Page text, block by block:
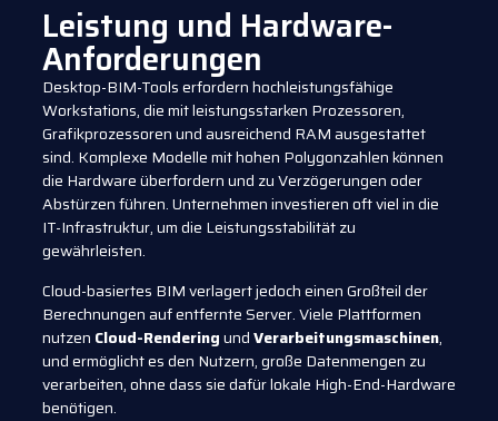
Leistung und Hardware-
Anforderungen
Desktop-BIM-Tools erfordern hochleistungsfähige
Workstations, die mit leistungsstarken Prozessoren,
Grafikprozessoren und ausreichend RAM ausgestattet
sind. Komplexe Modelle mit hohen Polygonzahlen können
die Hardware überfordern und zu Verzögerungen oder
Abstürzen führen. Unternehmen investieren oft viel in die
IT-Infrastruktur, um die Leistungsstabilität zu
gewährleisten.
Cloud-basiertes BIM verlagert jedoch einen Großteil der
Berechnungen auf entfernte Server. Viele Plattformen
nutzen Cloud-RenderingundVerarbeitungsmaschinen,
und ermöglicht es den Nutzern, große Datenmengen zu
verarbeiten, ohne dass sie dafür lokale High-End-Hardware
benötigen.